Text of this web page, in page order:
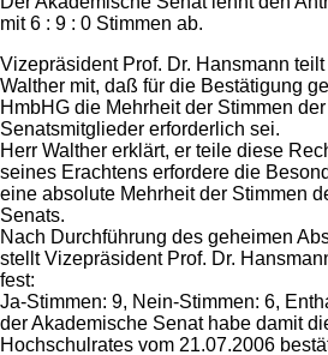
mit 6 : 9 : 0 Stimmen ab.
Vizepräsident Prof. Dr. Hansmann
Walther mit, daß für die Bestätigung
HmbHG die Mehrheit der Stimmen
Senatsmitglieder erforderlich sei.
Herr Walther erklärt, er teile diese
seines Erachtens erfordere die
eine absolute Mehrheit der Stimmen
Senats.
Nach Durchführung des geheimen
stellt Vizepräsident Prof. Dr.
fest:
Ja-Stimmen: 9, Nein-Stimmen: 6,
der Akademische Senat habe damit
Hochschulrates vom 21.07.2006